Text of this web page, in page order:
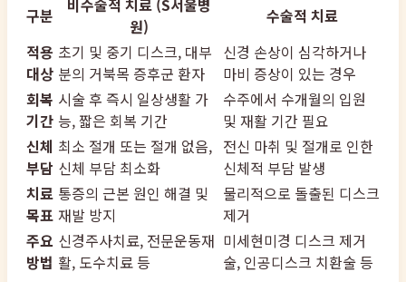
구분
비수술적 치료 (S서울병
원)
수술적 치료
적용
대상
초기 및 중기 디스크, 대부
분의 거북목 증후군 환자
신경 손상이 심각하거나
마비 증상이 있는 경우
회복
기간
시술 후 즉시 일상생활 가
능, 짧은 회복 기간
수주에서 수개월의 입원
및 재활 기간 필요
신체
부담
최소 절개 또는 절개 없음,
신체 부담 최소화
전신 마취 및 절개로 인한
신체적 부담 발생
치료
목표
통증의 근본 원인 해결 및
재발 방지
물리적으로 돌출된 디스크
제거
주요
방법
신경주사치료, 전문운동재
활, 도수치료 등
미세현미경 디스크 제거
술, 인공디스크 치환술 등